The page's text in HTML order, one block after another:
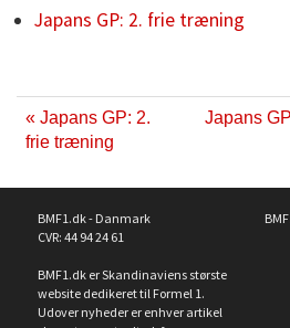
Japans GP: 2. frie træning
« Japans GP: 2.
frie træning
Japans
BMF1.dk - Danmark
CVR: 44 94 24 61
BMF1.dk er Skandinaviens største
website dedikeret til Formel 1.
Udover nyheder er enhver artikel